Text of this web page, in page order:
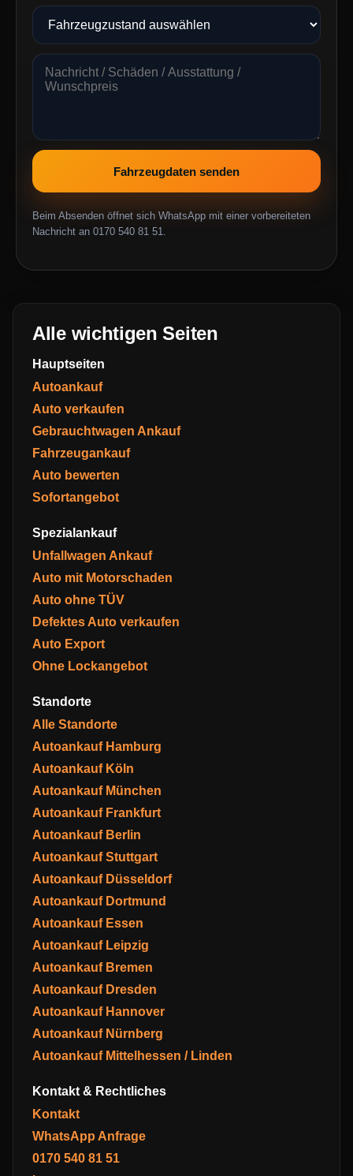
Fahrzeugdaten senden
Beim Absenden öffnet sich WhatsApp mit einer vorbereiteten
Nachricht an 0170 540 81 51.
Alle wichtigen Seiten
Hauptseiten
Autoankauf
Auto verkaufen
Gebrauchtwagen Ankauf
Fahrzeugankauf
Auto bewerten
Sofortangebot
Spezialankauf
Unfallwagen Ankauf
Auto mit Motorschaden
Auto ohne TÜV
Defektes Auto verkaufen
Auto Export
Ohne Lockangebot
Standorte
Alle Standorte
Autoankauf Hamburg
Autoankauf Köln
Autoankauf München
Autoankauf Frankfurt
Autoankauf Berlin
Autoankauf Stuttgart
Autoankauf Düsseldorf
Autoankauf Dortmund
Autoankauf Essen
Autoankauf Leipzig
Autoankauf Bremen
Autoankauf Dresden
Autoankauf Hannover
Autoankauf Nürnberg
Autoankauf Mittelhessen / Linden
Kontakt & Rechtliches
Kontakt
WhatsApp Anfrage
0170 540 81 51